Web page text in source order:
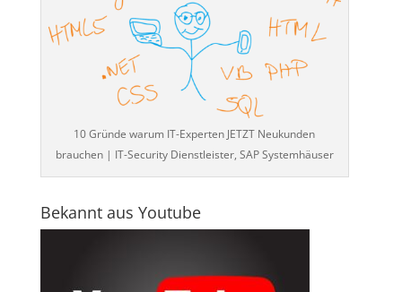
10 Gründe warum IT-Experten JETZT Neukunden
brauchen | IT-Security Dienstleister, SAP Systemhäuser
Bekannt aus Youtube